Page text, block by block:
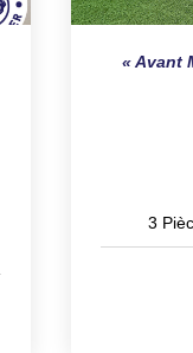
Avant
3